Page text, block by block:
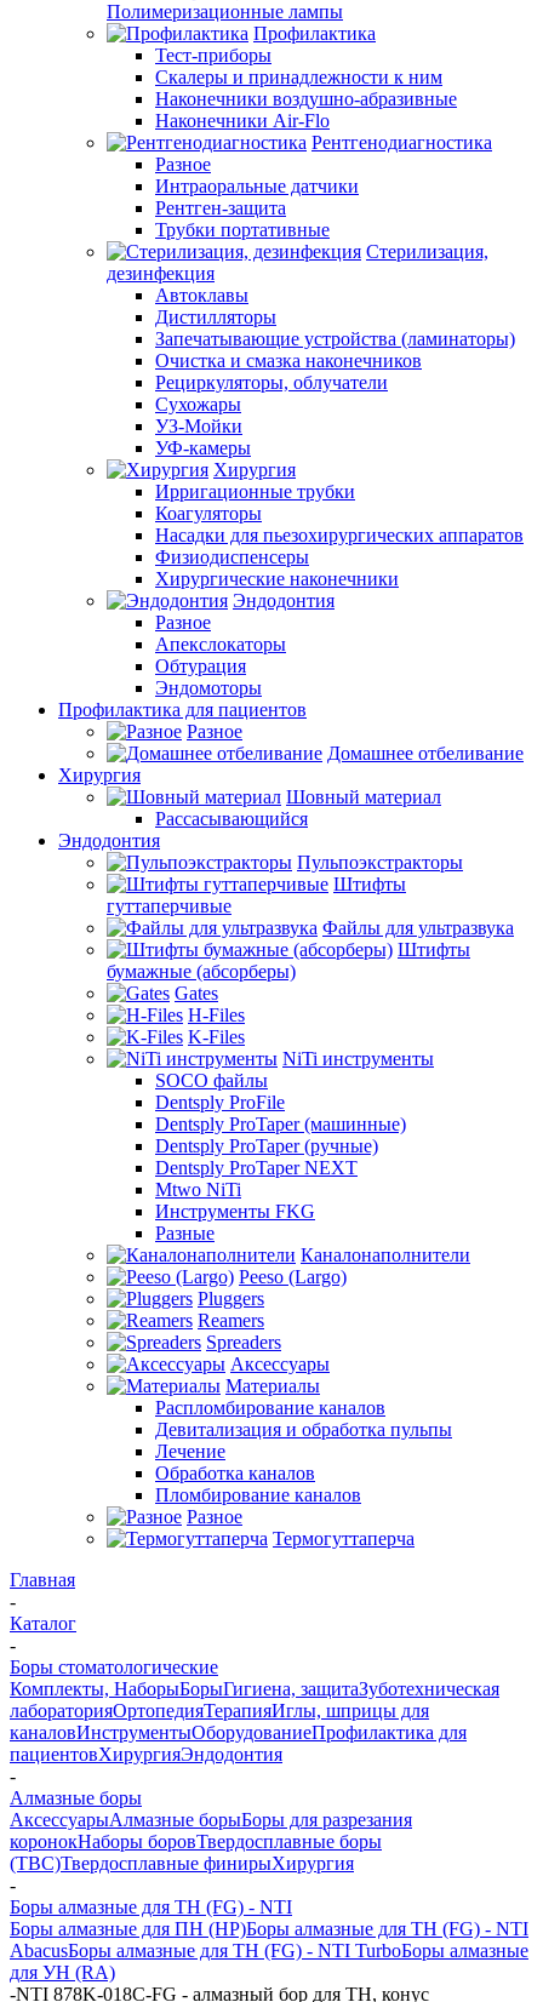
Полимеризационные лампы
Профилактика
Тест-приборы
Скалеры и принадлежности к ним
Наконечники воздушно-абразивные
Наконечники Air-Flo
Рентгенодиагностика
Разное
Интраоральные датчики
Рентген-защита
Трубки портативные
Стерилизация,
дезинфекция
Автоклавы
Дистилляторы
Запечатывающие устройства (ламинаторы)
Очистка и смазка наконечников
Рециркуляторы, облучатели
Сухожары
УЗ-Мойки
УФ-камеры
Хирургия
Ирригационные трубки
Коагуляторы
Насадки для пьезохирургических аппаратов
Физиодиспенсеры
Хирургические наконечники
Эндодонтия
Разное
Апекслокаторы
Обтурация
Эндомоторы
Профилактика для пациентов
Разное
Домашнее отбеливание
Хирургия
Шовный материал
Рассасывающийся
Эндодонтия
Пульпоэкстракторы
Штифты
гуттаперчивые
Файлы для ультразвука
Штифты
бумажные (абсорберы)
Gates
H-Files
K-Files
NiTi инструменты
SOCO файлы
Dentsply ProFile
Dentsply ProTaper (машинные)
Dentsply ProTaper (ручные)
Dentsply ProTaper NEXT
Mtwo NiTi
Инструменты FKG
Разные
Каналонаполнители
Peeso (Largo)
Pluggers
Reamers
Spreaders
Аксессуары
Материалы
Распломбирование каналов
Девитализация и обработка пульпы
Лечение
Обработка каналов
Пломбирование каналов
Разное
Термогуттаперча
Главная
-
Каталог
-
Боры стоматологические
Комплекты, НаборыБорыГигиена, защитаЗуботехническая
лабораторияОртопедияТерапияИглы, шприцы для
каналовИнструментыОборудованиеПрофилактика для
пациентовХирургияЭндодонтия
-
Алмазные боры
АксессуарыАлмазные борыБоры для разрезания
коронокНаборы боровТвердосплавные боры
(ТВС)Твердосплавные финирыХирургия
-
Боры алмазные для ТН (FG) - NTI
Боры алмазные для ПН (HP)Боры алмазные для ТН (FG) - NTI
AbacusБоры алмазные для ТН (FG) - NTI TurboБоры алмазные
для УН (RA)
-NTI 878K-018C-FG - алмазный бор для ТН, конус